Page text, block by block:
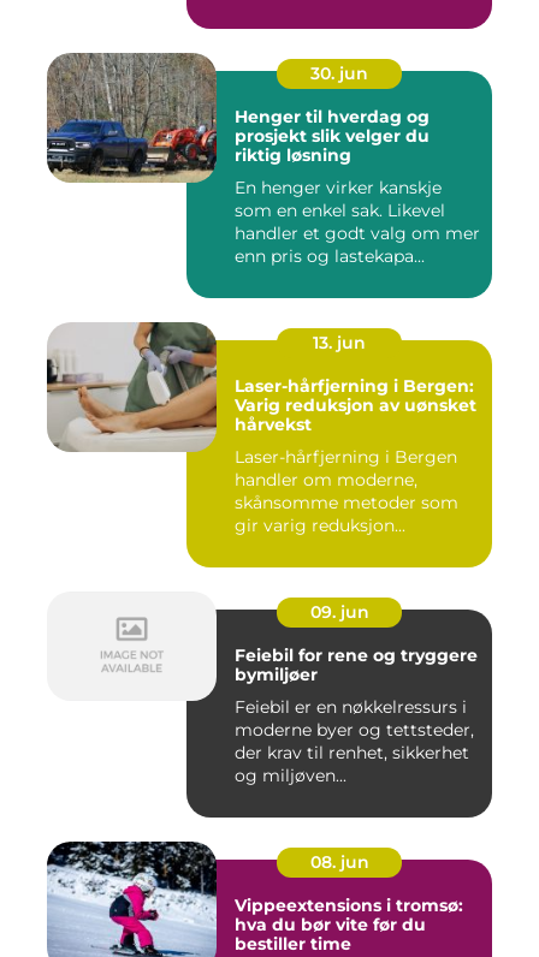
30. jun
Henger til hverdag og
prosjekt slik velger du
riktig løsning
En henger virker kanskje
som en enkel sak. Likevel
handler et godt valg om mer
enn pris og lastekapa...
13. jun
Laser-hårfjerning i Bergen:
Varig reduksjon av uønsket
hårvekst
Laser-hårfjerning i Bergen
handler om moderne,
skånsomme metoder som
gir varig reduksjon...
09. jun
Feiebil for rene og tryggere
bymiljøer
Feiebil er en nøkkelressurs i
moderne byer og tettsteder,
der krav til renhet, sikkerhet
og miljøven...
08. jun
Vippeextensions i tromsø:
hva du bør vite før du
bestiller time